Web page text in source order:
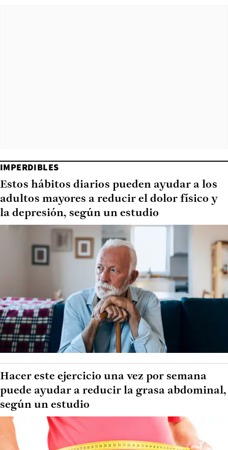
IMPERDIBLES
Estos hábitos diarios pueden ayudar a los
adultos mayores a reducir el dolor físico y
la depresión, según un estudio
Hacer este ejercicio una vez por semana
puede ayudar a reducir la grasa abdominal,
según un estudio